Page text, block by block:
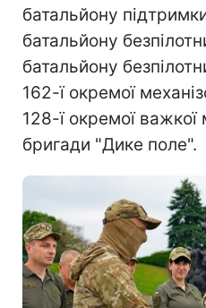
батальйону
батальйону
батальйону
162-ї окремої
128-ї окремої важкої
бригади "Дике поле".